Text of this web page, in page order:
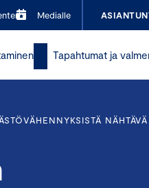
Medialle
Tapahtumat ja